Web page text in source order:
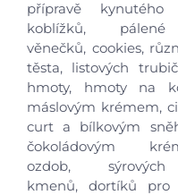
přípravě
koblížků,
věnečků, cookies,
těsta, listových
hmoty, hmoty na
máslovým krémem,
curt a bílkovým
čokoládovým
ozdob,
kmenů, dortíků pro